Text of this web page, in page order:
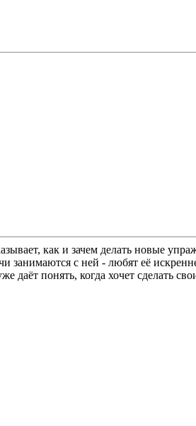
как и зачем делать новые
с ней - любят её
даёт понять, когда хочет сделать